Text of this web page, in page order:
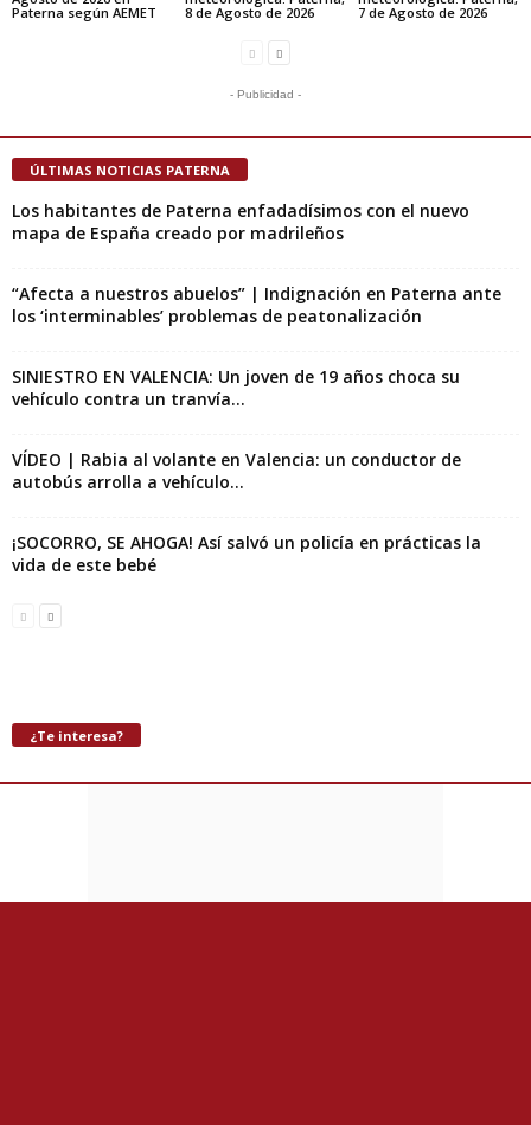
Paterna según AEMET
8 de Agosto de 2026
7 de Agosto de 2026
- Publicidad -
ÚLTIMAS NOTICIAS PATERNA
Los habitantes de Paterna enfadadísimos con el nuevo
mapa de España creado por madrileños
“Afecta a nuestros abuelos” | Indignación en Paterna ante
los ‘interminables’ problemas de peatonalización
SINIESTRO EN VALENCIA: Un joven de 19 años choca su
vehículo contra un tranvía...
VÍDEO | Rabia al volante en Valencia: un conductor de
autobús arrolla a vehículo...
¡SOCORRO, SE AHOGA! Así salvó un policía en prácticas la
vida de este bebé
¿Te interesa?